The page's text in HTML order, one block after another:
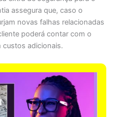
assegura que, caso o
novas falhas relacionadas
poderá contar com o
custos adicionais.